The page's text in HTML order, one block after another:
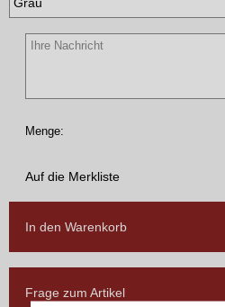
Menge:
Auf die Merkliste
In den Warenkorb
Frage zum Artikel